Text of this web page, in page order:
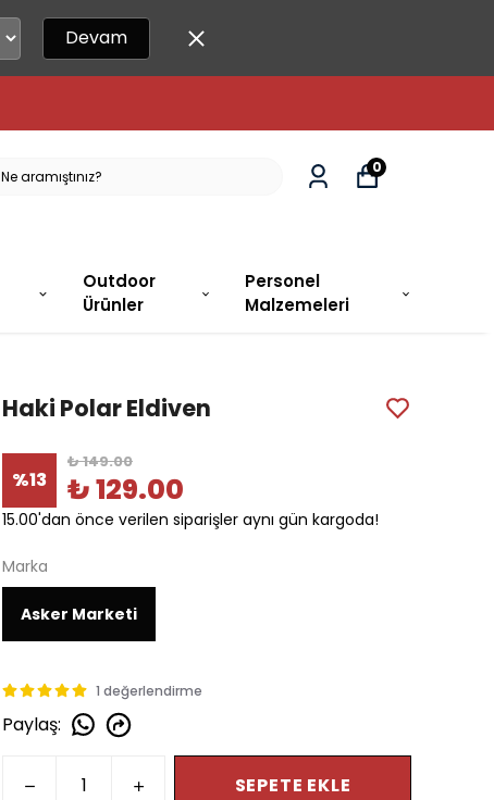
Devam
Outdoor
Ürünler
Personel
Malzemeleri
0
Haki Polar Eldiven
%13
₺ 149.00
₺ 129.00
15.00'dan önce verilen siparişler aynı gün kargoda!
Marka
Asker Marketi
1 değerlendirme
Paylaş:
SEPETE EKLE